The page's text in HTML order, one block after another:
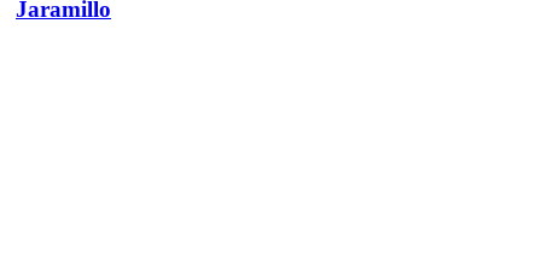
Jaramillo